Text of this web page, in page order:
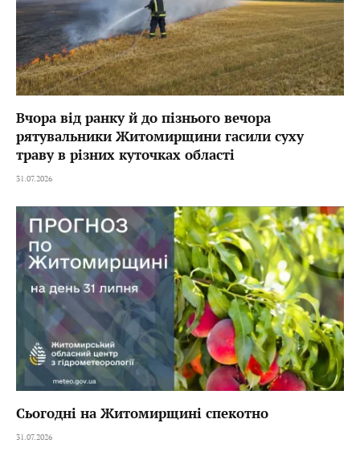
Вчора від ранку й до пізнього вечора
рятувальники Житомирщини гасили суху
траву в різних куточках області
31.07.2026
Сьогодні на Житомирщині спекотно
31.07.2026